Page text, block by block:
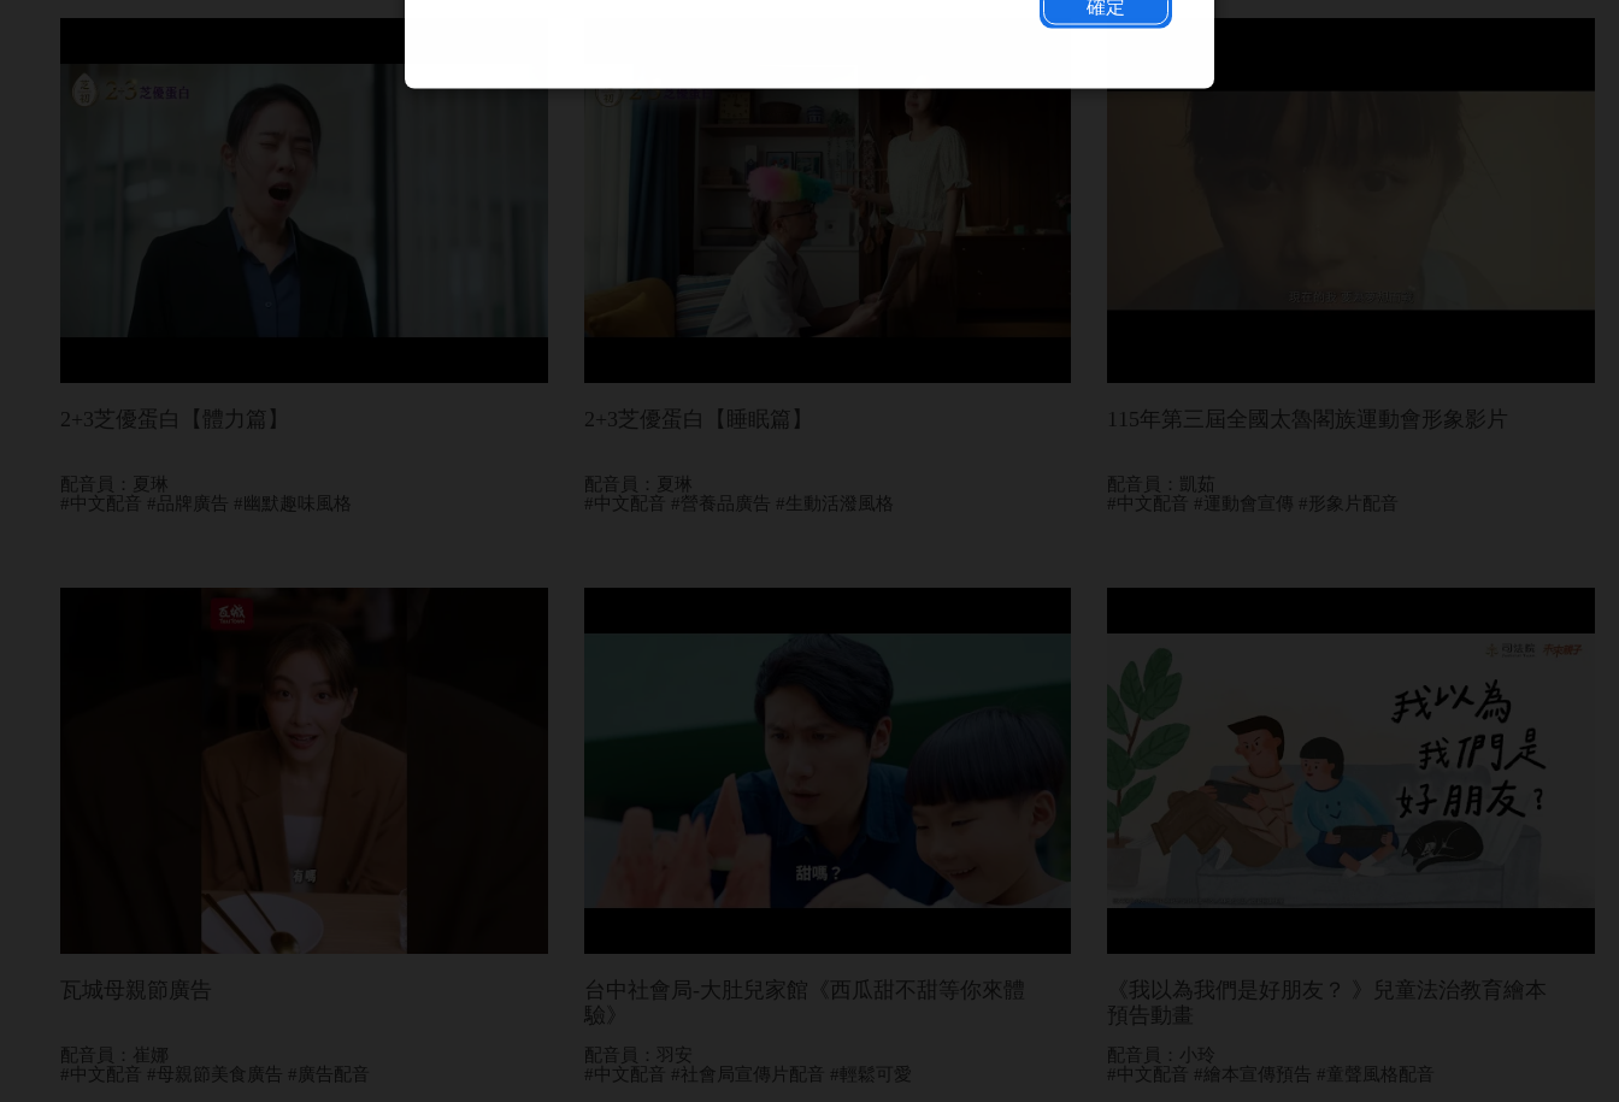
確定
2+3芝優蛋白【體力篇】
配音員：夏琳
#中文配音 #品牌廣告 #幽默趣味風格
2+3芝優蛋白【睡眠篇】
配音員：夏琳
#中文配音 #營養品廣告 #生動活潑風格
115年第三屆全國太魯閣族運動會形象影片
配音員：凱茹
#中文配音 #運動會宣傳 #形象片配音
瓦城母親節廣告
配音員：崔娜
#中文配音 #母親節美食廣告 #廣告配音
台中社會局-大肚兒家館《西瓜甜不甜等你來體
驗》
配音員：羽安
#中文配音 #社會局宣傳片配音 #輕鬆可愛
《我以為我們是好朋友？ 》兒童法治教育繪本
預告動畫
配音員：小玲
#中文配音 #繪本宣傳預告 #童聲風格配音